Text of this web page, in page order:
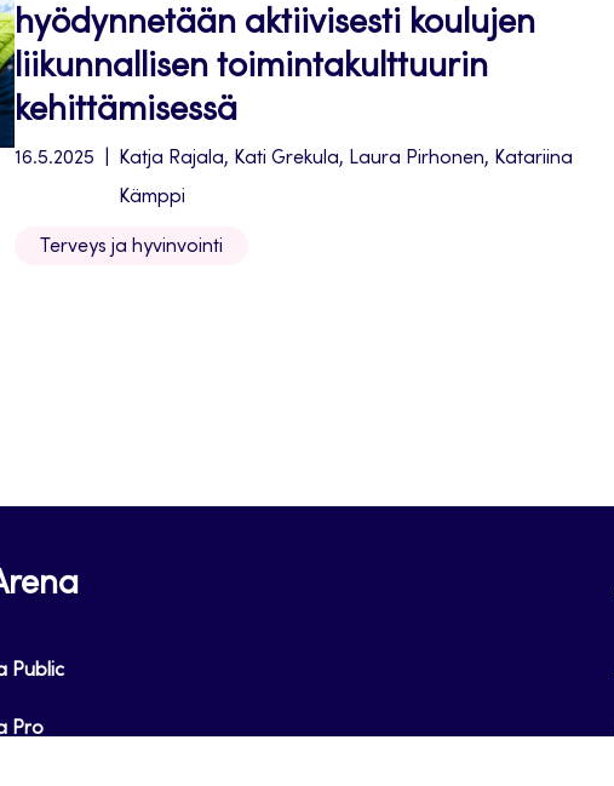
hyödynnetään aktiivisesti koulujen
liikunnallisen toimintakulttuurin
kehittämisessä
16.5.2025
Katja Rajala, Kati Grekula, Laura Pirhonen, Katariina
Kämppi
Terveys ja hyvinvointi
Public
Pro